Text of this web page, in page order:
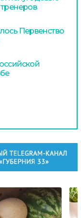
Первенство